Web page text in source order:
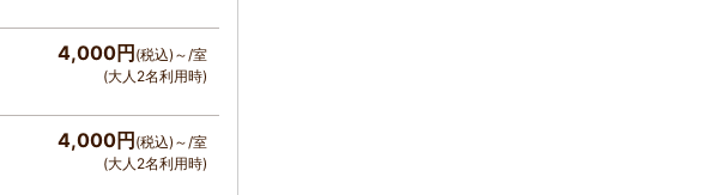
4,000円 (税込)～/室
(大人2名利用時)
4,000円 (税込)～/室
(大人2名利用時)